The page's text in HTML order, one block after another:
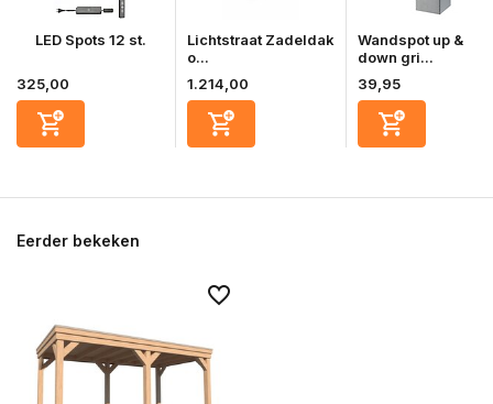
LED Spots 12 st.
325,00
Lichtstraat Zadeldak
o...
1.214,00
Wandspot up &
down gri...
39,95
Eerder bekeken